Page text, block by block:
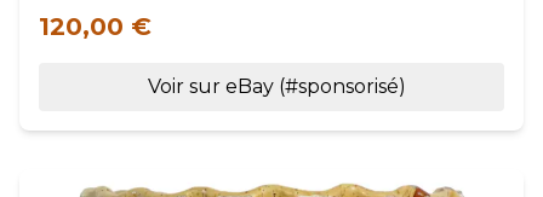
120,00 €
Voir sur eBay (#sponsorisé)